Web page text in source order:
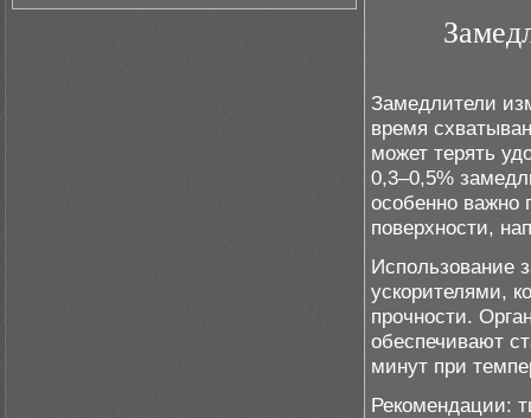
Замедлители
время
может терять
0,3–0,5%
особенно важно
поверхности,
Использование
ускорителями,
прочности.
обеспечивают
минут при
Рекомендации: